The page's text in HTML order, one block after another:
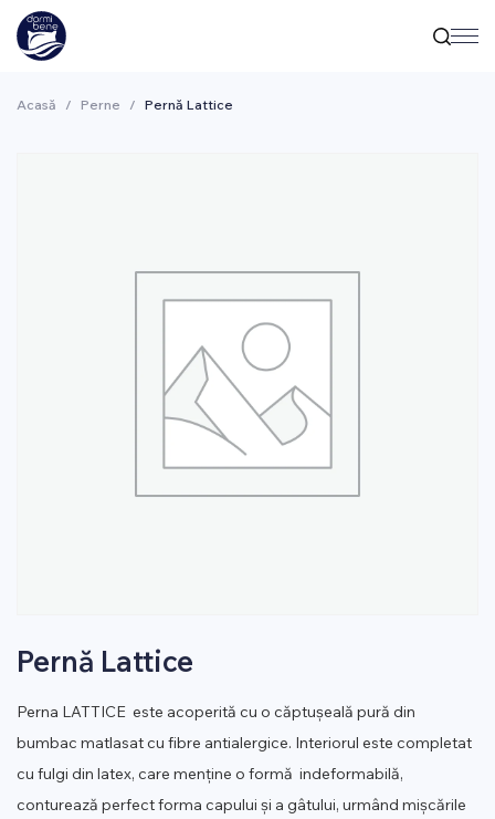
Acasă / Perne / Pernă Lattice
Pernă Lattice
Perna LATTICE este acoperită cu o căptușeală pură din
bumbac matlasat cu fibre antialergice. Interiorul este completat
cu fulgi din latex, care menține o formă indeformabilă,
conturează perfect forma capului și a gâtului, urmând mișcările